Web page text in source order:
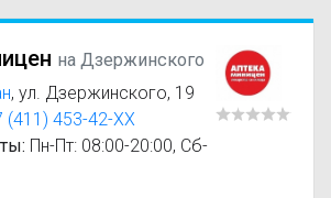
на Дзержинского
, ул. Дзержинского, 19
(411) 453-42-XX
Пн-Пт: 08:00-20:00, Сб-